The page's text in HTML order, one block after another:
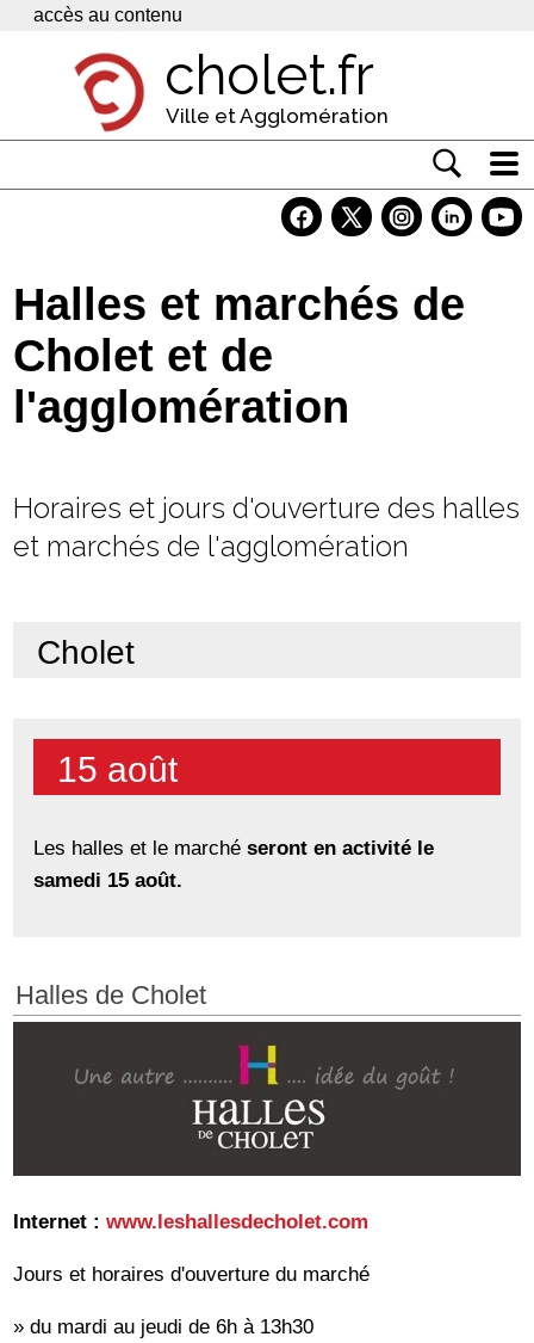
Panneau de gestion des cookies
accès au contenu
cholet.fr
Ville et Agglomération
Economie
Services
Contacts
Halles et marchés de
Cholet et de
l'agglomération
Horaires et jours d'ouverture des halles
et marchés de l'agglomération
Cholet
15 août
Les halles et le marchéseront en activité le
samedi 15 août.
Halles de Cholet
Internet :www.leshallesdecholet.com
Jours et horaires d'ouverture du marché
» du mardi au jeudi de 6h à 13h30